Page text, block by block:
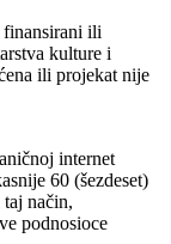
ili
kulture i
ili projekat nije
internet
60 (šezdeset)
taj način,
podnosioce